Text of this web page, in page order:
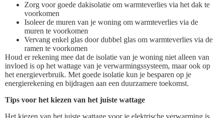
Zorg voor goede dakisolatie om warmteverlies via het dak te
voorkomen
Isoleer de muren van je woning om warmteverlies via de
muren te voorkomen
Vervang enkel glas door dubbel glas om warmteverlies via de
ramen te voorkomen
Houd er rekening mee dat de isolatie van je woning niet alleen van
invloed is op het wattage van je verwarmingssysteem, maar ook op
het energieverbruik. Met goede isolatie kun je besparen op je
energierekening en bijdragen aan een duurzamere toekomst.
Tips voor het kiezen van het juiste wattage